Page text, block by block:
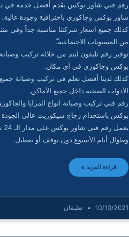
رقم فني شاور بوكس يقدم أفضل خدمة في
شاور بوكس وجاكوزي باحترافية وجودة عالية.
كذلك جميع اسعار شركتنا مناسبة جداً وفي
من المستويات الاجتماعية.ّ
توفير رقم تليفون ليتم من خلاله تركيب
بوكس وجاكوزي في أي مكان.
كذلك لدينا أفضل نعلم في تركيب وصيانة جميع
الأدوات الصحية داخل جميع الأماكن.
رقم فني تركيب وصيانة انواع المرايا
بوكس باستخدام زجاج سيكوريت عالي الجودة
وطوال أيام الأسبوع دون توقف أو تعطيل.
قراءة المزيد »
10/10/2021 تعليقان